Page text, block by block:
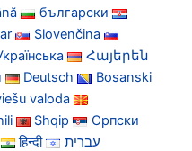
български
Slovenčina
Հայերեն
Deutsch
Bosanski
valoda
Shqip
Српски
हिन्दी עברית